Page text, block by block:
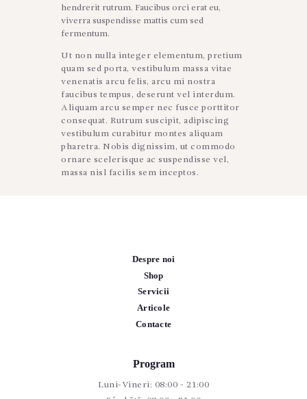
hendrerit rutrum. Faucibus orci erat eu,
viverra suspendisse mattis cum sed
fermentum.
Ut non nulla integer elementum, pretium
quam sed porta, vestibulum massa vitae
venenatis arcu felis, arcu mi nostra
faucibus tempus, deserunt vel interdum.
Aliquam arcu semper nec fusce porttitor
consequat. Rutrum suscipit, adipiscing
vestibulum curabitur montes aliquam
pharetra. Nobis dignissim, ut commodo
ornare scelerisque ac suspendisse vel,
massa nisl facilis sem inceptos.
Despre noi
Shop
Servicii
Articole
Contacte
Program
Luni-Vineri: 08:00 - 21:00